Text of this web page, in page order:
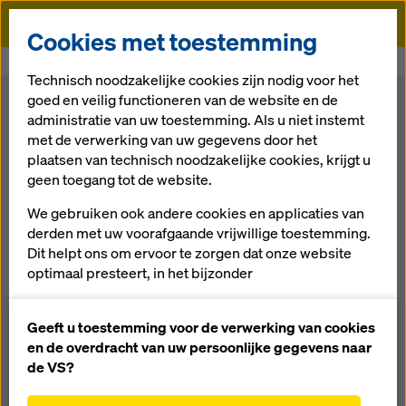
Doka
Doka levert complexe bekistingsoplossingen
voor Azizi Beach Oasis in Dubai Studio City
29.04.2024 | Nieuws
Cookies met toestemming
Technisch noodzakelijke cookies zijn nodig voor het
goed en veilig functioneren van de website en de
administratie van uw toestemming. Als u niet instemt
met de verwerking van uw gegevens door het
plaatsen van technisch noodzakelijke cookies, krijgt u
geen toegang tot de website.
We gebruiken ook andere cookies en applicaties van
derden met uw voorafgaande vrijwillige toestemming.
Dit helpt ons om ervoor te zorgen dat onze website
optimaal presteert, in het bijzonder
van onze website (functionele en statistische
cookies),
het vergemakkelijken van een soepel
Geeft u toestemming voor de verwerking van cookies
en de overdracht van uw persoonlijke gegevens naar
de VS?